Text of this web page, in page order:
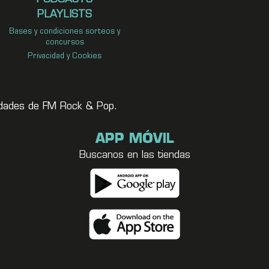
PLAYLISTS
Bases y condiciones sorteos y
concursos
Privacidad y Cookies
de FM Rock & Pop.
APP MÓVIL
Buscanos en las tiendas